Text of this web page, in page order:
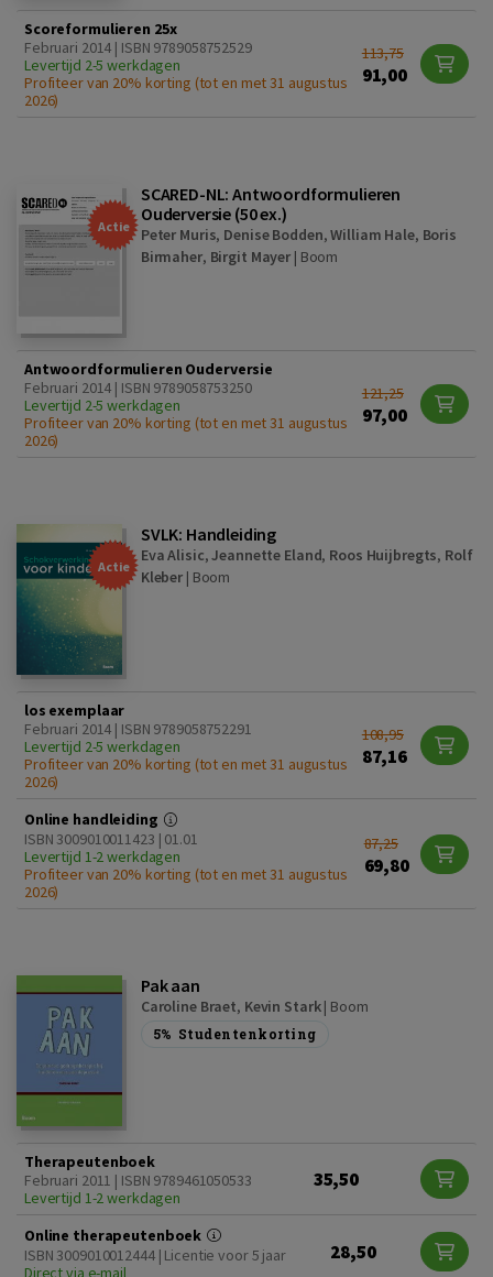
Scoreformulieren 25x
Februari 2014 | ISBN 9789058752529
Levertijd 2-5 werkdagen
Profiteer van 20% korting (tot en met 31 augustus
2026)
113,75
91,00
Actie
SCARED-NL: Antwoordformulieren
Ouderversie (50 ex.)
Peter Muris, Denise Bodden,William Hale, Boris
Birmaher, Birgit Mayer | Boom
Antwoordformulieren Ouderversie
Februari 2014 | ISBN 9789058753250
Levertijd 2-5 werkdagen
Profiteer van 20% korting (tot en met 31 augustus
2026)
121,25
97,00
Actie
SVLK: Handleiding
Eva Alisic,Jeannette Eland, Roos Huijbregts, Rolf
Kleber | Boom
los exemplaar
Februari 2014 | ISBN 9789058752291
Levertijd 2-5 werkdagen
Profiteer van 20% korting (tot en met 31 augustus
2026)
108,95
87,16
Online handleiding
ISBN 3009010011423 | 01.01
Levertijd 1-2 werkdagen
Profiteer van 20% korting (tot en met 31 augustus
2026)
87,25
69,80
Pak aan
Caroline Braet, Kevin Stark| Boom
5% Studentenkorting
Therapeutenboek
Februari 2011 | ISBN 9789461050533
Levertijd 1-2 werkdagen
35,50
Online therapeutenboek
ISBN 3009010012444 | Licentie voor 5 jaar
Direct via e-mail
28,50